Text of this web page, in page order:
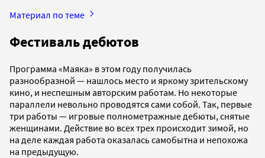
Материал по теме
Фестиваль дебютов
Программа «Маяка» в этом году получилась
разнообразной — нашлось место и яркому зрительскому
кино, и неспешным авторским работам. Но некоторые
параллели невольно проводятся сами собой. Так, первые
три работы — игровые полнометражные дебюты, снятые
женщинами. Действие во всех трех происходит зимой, но
на деле каждая работа оказалась самобытна и непохожа
на предыдущую.